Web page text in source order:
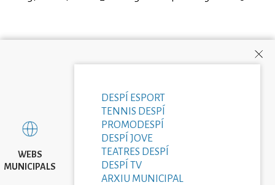
WEBS
MUNICIPALS
DESPÍ ESPORT
TENNIS DESPÍ
PROMODESPÍ
DESPÍ JOVE
TEATRES DESPÍ
DESPÍ TV
ARXIU MUNICIPAL